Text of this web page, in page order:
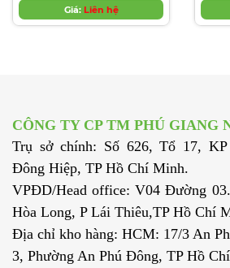
Giá: Liên hệ
CÔNG TY CP TM PHÚ GIANG
Trụ sở chính: Số 626, Tổ 17,
Đông Hiệp, TP Hồ Chí Minh.
VPĐD/Head office: V04 Đường
Hòa Long, P Lái Thiêu,TP Hồ Chí
Địa chỉ kho hàng: HCM: 17/3 An
3, Phường An Phú Đông, TP Hồ